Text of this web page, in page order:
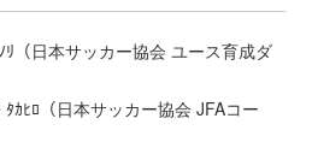
日本サッカー協会 ユース育成ダ
ﾋﾛ（日本サッカー協会 JFAコー